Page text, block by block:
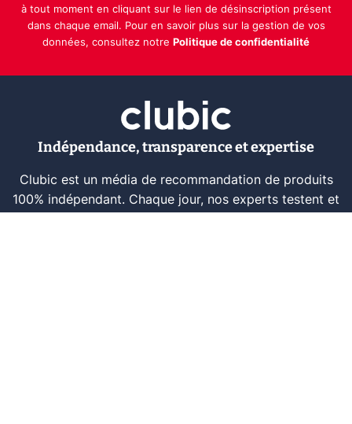
à tout moment en cliquant sur le lien de désinscription présent
dans chaque email. Pour en savoir plus sur la gestion de vos
données, consultez notre Politique de confidentialité
Indépendance, transparence et expertise
Clubic est un média de recommandation de produits
100% indépendant. Chaque jour, nos experts testent et